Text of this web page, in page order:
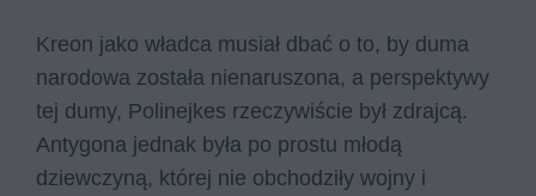
Kreon jako władca musiał dbać o to, by duma
narodowa została nienaruszona, a perspektywy
tej dumy, Polinejkes rzeczywiście był zdrajcą.
Antygona jednak była po prostu młodą
dziewczyną, której nie obchodziły wojny i